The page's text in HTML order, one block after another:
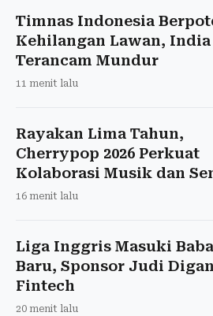
Timnas Indonesia
Kehilangan Lawan, India
Terancam Mundur
11 menit lalu
Rayakan Lima Tahun,
Cherrypop 2026 Perkuat
Kolaborasi Musik dan
16 menit lalu
Liga Inggris Masuki
Baru, Sponsor Judi
Fintech
20 menit lalu